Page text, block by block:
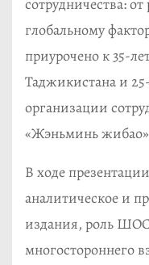
сотрудничества:
глобальному
приурочено к 35-
Таджикистана и
организации
«Жэньминь
В ходе
аналитическое и
издания, роль
многостороннего